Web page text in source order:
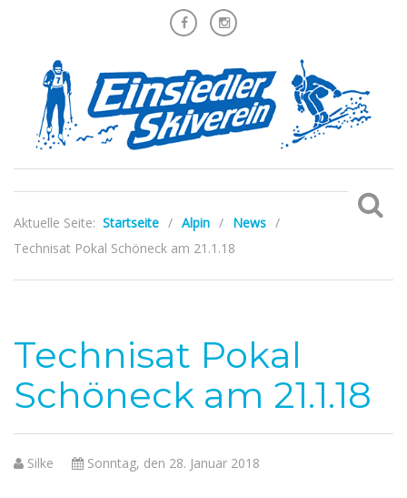
Aktuelle Seite: Startseite / Alpin / News /
Technisat Pokal Schöneck am 21.1.18
Technisat Pokal
Schöneck am 21.1.18
Sonntag, den 28. Januar 2018
Silke